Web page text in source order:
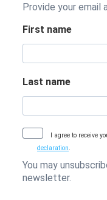
Provide your email
First name
Last name
I agree to receive
declaration.
You may
newsletter.